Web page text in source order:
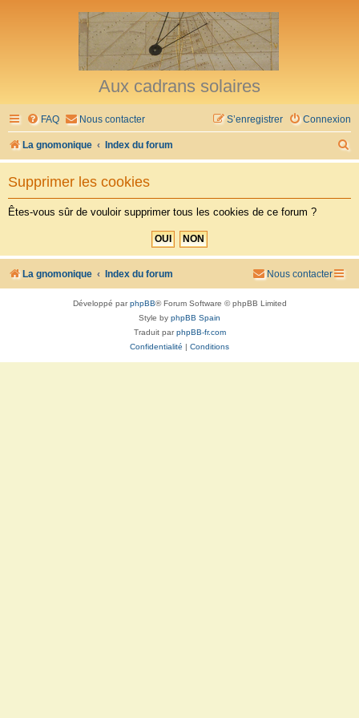
Aux cadrans solaires
FAQ Nous contacter Connexion
S’enregistrer
La gnomonique Index du forum
e
h
Supprimer les cookies
Êtes-vous sûr de vouloir supprimer tous les cookies de ce forum ?
La gnomonique Index du forum Nous contacter
Développé parphpBB® Forum Software © phpBB Limited
Style by phpBB Spain
Traduit parphpBB-fr.com
Confidentialité | Conditions